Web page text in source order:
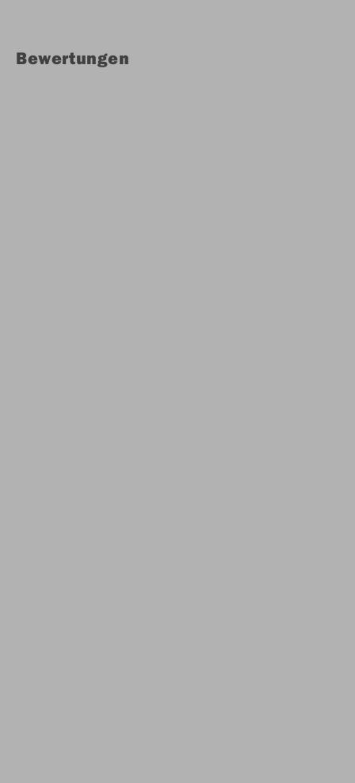
Bewertungen